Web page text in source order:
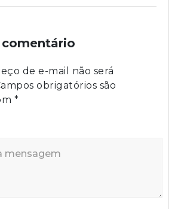
de e-mail não será
obrigatórios são
*